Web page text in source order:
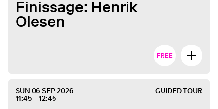
Finissage: Henrik
Olesen
FREE
SUN 06 SEP 2026
11:45 – 12:45
GUIDED TOUR